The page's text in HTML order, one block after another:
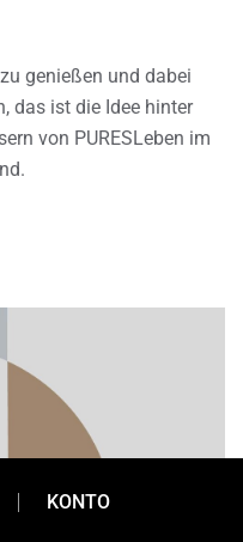
genießen und dabei
das ist die Idee hinter
von PURESLeben im
KONTO